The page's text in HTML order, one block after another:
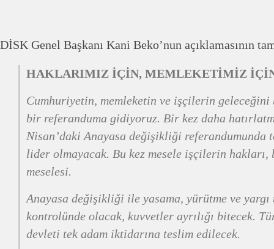
DİSK Genel Başkanı Kani Beko’nun açıklamasının
HAKLARIMIZ İÇİN, MEMLEKETİMİZ
Cumhuriyetin, memleketin ve işçilerin
bir referanduma gidiyoruz. Bir kez daha
Nisan’daki Anayasa değişikliği
lider olmayacak. Bu kez mesele işçilerin hakları,
meselesi.
Anayasa değişikliği ile yasama, yürütme ve
kontrolünde olacak, kuvvetler ayrılığı bitecek.
devleti tek adam iktidarına teslim edilecek.